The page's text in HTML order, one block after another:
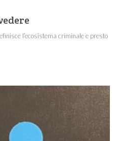
l’ecosistema criminale e presto